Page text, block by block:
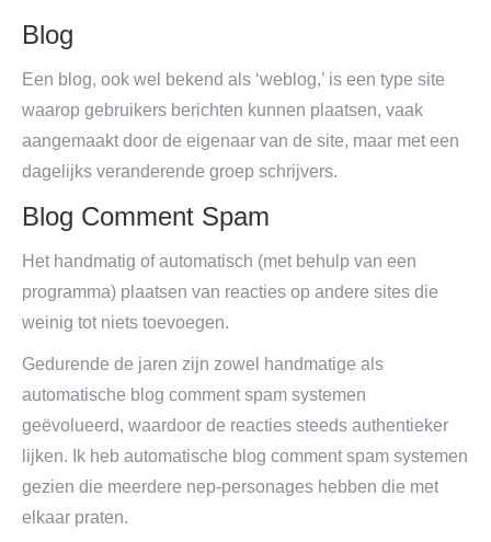
Blog
Een blog, ook wel bekend als ‘weblog,’ is een type site
waarop gebruikers berichten kunnen plaatsen, vaak
aangemaakt door de eigenaar van de site, maar met een
dagelijks veranderende groep schrijvers.
Blog Comment Spam
Het handmatig of automatisch (met behulp van een
programma) plaatsen van reacties op andere sites die
weinig tot niets toevoegen.
Gedurende de jaren zijn zowel handmatige als
automatische blog comment spam systemen
geëvolueerd, waardoor de reacties steeds authentieker
lijken. Ik heb automatische blog comment spam systemen
gezien die meerdere nep-personages hebben die met
elkaar praten.